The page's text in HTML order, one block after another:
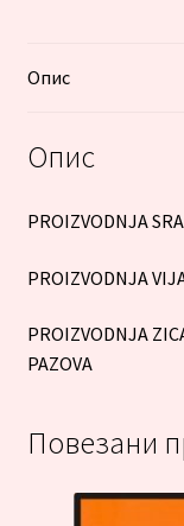
Опис
Опис
PROIZVODNJA
PROIZVODNJA
PROIZVODNJA
PAZOVA
Повезани